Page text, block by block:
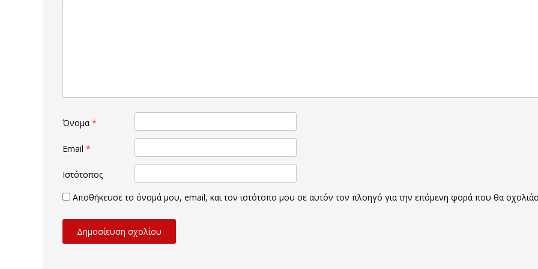
Όνομα *
Email *
Ιστότοπος
Αποθήκευσε το όνομά μου, email, και τον ιστότοπο μου σε αυτόν τον πλοηγό για την επόμενη φορά που θα